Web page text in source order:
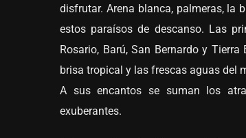
disfrutar. Arena blanca, palmeras, la
estos paraísos de descanso. Las
Rosario, Barú, San Bernardo y
brisa tropical y las frescas aguas del
A sus encantos se suman los
exuberantes.